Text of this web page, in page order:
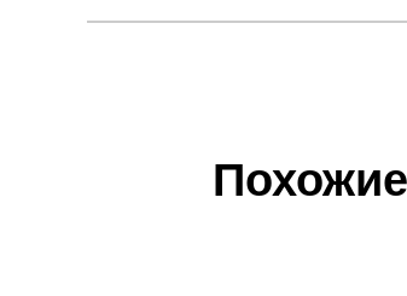
DOWN JACKET M246
0